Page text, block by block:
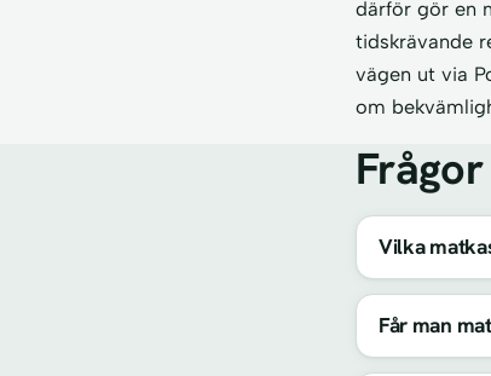
därför gör en
tidskrävande
vägen ut via
om
Vilka
Får man